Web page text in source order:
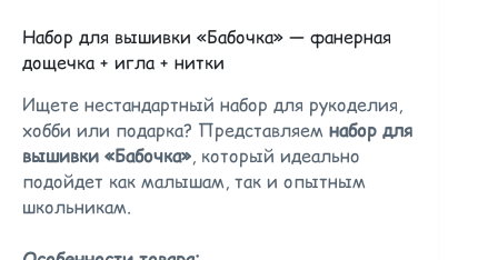
Набор для вышивки «Бабочка» — фанерная
дощечка + игла + нитки
Ищете нестандартный набор для рукоделия,
хобби или подарка? Представляем набор для
вышивки «Бабочка», который идеально
подойдет как малышам, так и опытным
школьникам.